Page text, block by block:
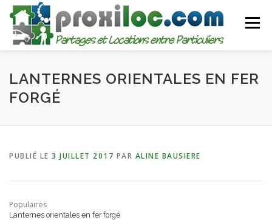
Aller
contenu
Menu
CATEGORIES AJOUTER UNE ANNONCE
LANTERNES ORIENTALES EN FER
FORGÉ
PUBLIÉ LE 3 JUILLET 2017 PAR ALINE BAUSIERE
Populaires
Lanternes orientales en fer forgé